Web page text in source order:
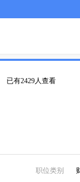
已有2429人查看
职位类别